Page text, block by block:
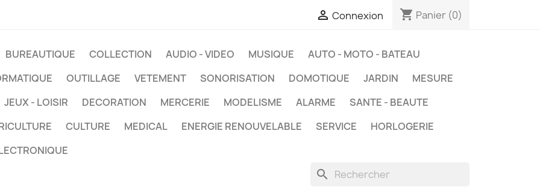
 Connexion shopping_cart Panier (0)
BUREAUTIQUE COLLECTION AUDIO - VIDEO MUSIQUE
AUTO - MOTO - BATEAU
OUTILLAGE VETEMENT SONORISATION DOMOTIQUE JARDIN
MESURE
JEUX - LOISIR
DECORATION MERCERIE MODELISME ALARME
SANTE - BEAUTE
CULTURE MEDICAL ENERGIE RENOUVELABLE SERVICE
HORLOGERIE
search